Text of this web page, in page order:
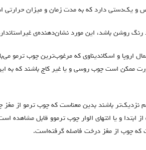
و یک‌دستی دارد که به مدت زمان و میزان حرارتی
رنگ روشن باشد، این مورد نشان‌دهنده‌ی
اروپا و اسکاندیناوی که مرغوب‌ترین چوب ‌ترمو
ممکن است چوب روسی و یا غیر کاج باشند که به
نزدیک‌تر باشند بدین معناست که چوب ترمو از مغز
ابتدا و یا انتهای الوار چوب ترموو قابل مشاهده
که چوب از مغز درخت فاصله گرفته‌است.